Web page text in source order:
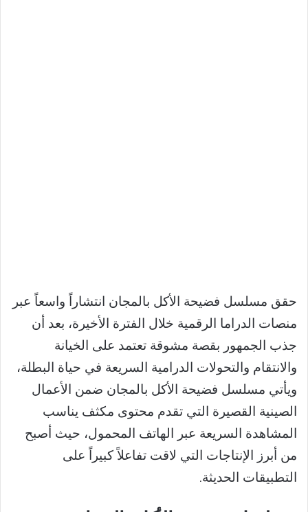
حقق مسلسل فضيحة الأكل بالمجان انتشاراً واسعاً عبر
منصات الدراما الرقمية خلال الفترة الأخيرة، بعد أن
جذب الجمهور بقصة مشوقة تعتمد على الخيانة
والانتقام والتحولات الدرامية السريعة في حياة البطلة،
ويأتي مسلسل فضيحة الأكل بالمجان ضمن الأعمال
الصينية القصيرة التي تقدم محتوى مكثف يناسب
المشاهدة السريعة عبر الهاتف المحمول، حيث أصبح
من أبرز الإنتاجات التي لاقت تفاعلاً كبيراً على
التطبيقات الحديثة.